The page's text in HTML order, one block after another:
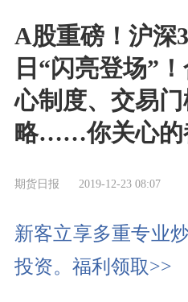
A股重磅！沪深
日“闪亮登场”
心制度、交易
略……你关心的
期货日报 2019-12-23 08:07
新客立享多重专业
投资。福利领取>>